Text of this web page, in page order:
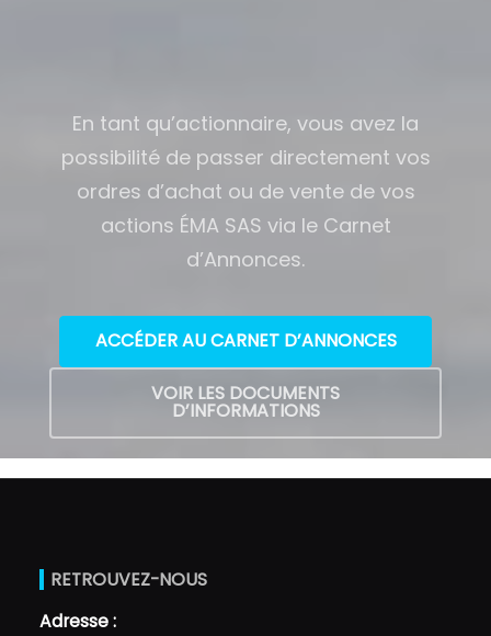
En tant qu’actionnaire, vous avez la
possibilité de passer directement vos
ordres d’achat ou de vente de vos
actions ÉMA SAS via le Carnet
d’Annonces.
ACCÉDER AU CARNET D’ANNONCES
VOIR LES DOCUMENTS
D’INFORMATIONS
RETROUVEZ-NOUS
Adresse :